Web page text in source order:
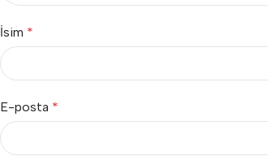
İsim *
E-posta *